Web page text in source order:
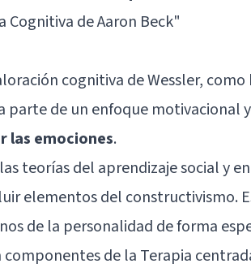
Cognitiva de Aaron Beck"
cognitiva de Wessler, como
parte de un enfoque motivacional y
las emociones.
teorías del aprendizaje social y
elementos del constructivismo.
de la personalidad de forma
componentes de la Terapia